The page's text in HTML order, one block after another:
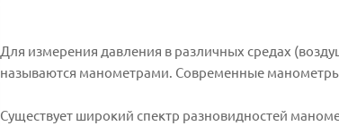
Для измерения давления в различных средах
называются манометрами. Современные
Существует широкий спектр разновидностей